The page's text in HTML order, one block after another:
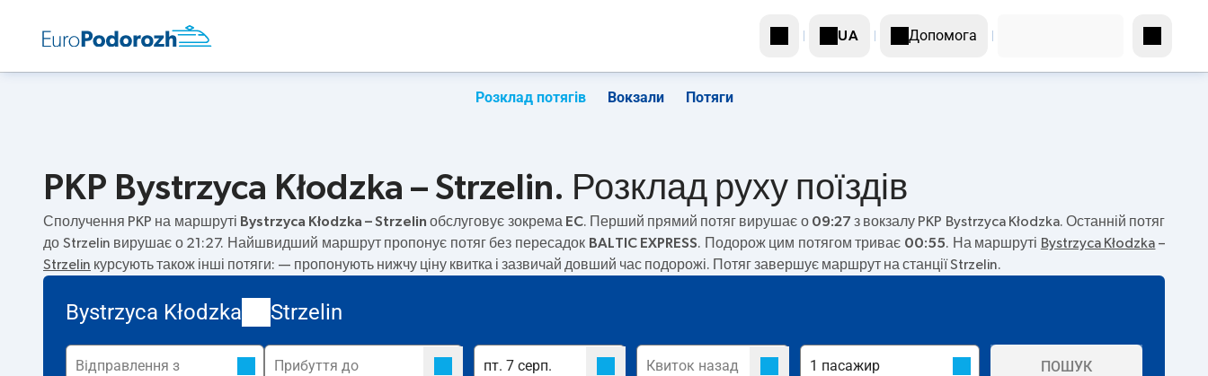
UA Допомога
Розклад потягів Вокзали Потяги
PKP Bystrzyca Kłodzka – Strzelin. Розклад руху поїздів
Сполучення PKP на маршруті Bystrzyca Kłodzka – Strzelin обслуговує зокрема EC. Перший прямий потяг вирушає о 09:27 з вокзалу PKP Bystrzyca Kłodzka. Останній потяг
до Strzelin вирушає о 21:27. Найшвидший маршрут пропонує потяг без пересадок BALTIC EXPRESS. Подорож цим потягом триває 00:55. На маршруті Bystrzyca Kłodzka –
Strzelin курсують також інші потяги: — пропонують нижчу ціну квитка і зазвичай довший час подорожі. Потяг завершує маршрут на станції Strzelin.
Bystrzyca Kłodzka Strzelin
ПОШУК